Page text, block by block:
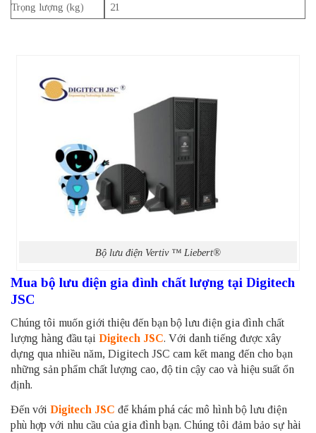
Trọng lượng (kg) 21
Bộ lưu điện Vertiv ™ Liebert®
Mua bộ lưu điện gia đình chất lượng tại Digitech
JSC
Chúng tôi muốn giới thiệu đến bạn bộ lưu điện gia đình chất
lượng hàng đầu tại Digitech JSC. Với danh tiếng được xây
dựng qua nhiều năm, Digitech JSC cam kết mang đến cho bạn
những sản phẩm chất lượng cao, độ tin cậy cao và hiệu suất ổn
định.
Đến với Digitech JSC để khám phá các mô hình bộ lưu điện
phù hợp với nhu cầu của gia đình bạn. Chúng tôi đảm bảo sự hài